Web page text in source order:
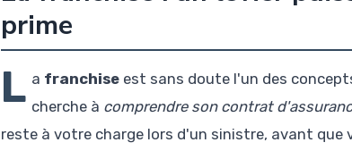
prime
L a franchise est sans doute l'un des
cherche à comprendre son contrat
reste à votre charge lors d'un sinistre, avant